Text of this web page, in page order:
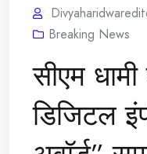
Breaking News
सीएम
डिजिटल